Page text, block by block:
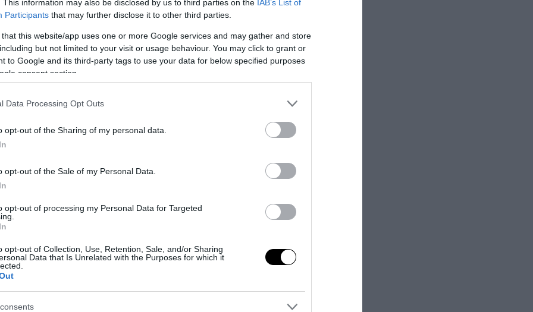
This information may also be disclosed by us to third parties on the IAB’s List of
Participants that may further disclose it to other third parties.
that this website/app uses one or more Google services and may gather and store
but not limited to your visit or usage behaviour. You may click to grant or
to Google and its third-party tags to use your data for below specified purposes
consent section.
Data Processing Opt Outs
opt-out of the Sharing of my personal data.
opt-out of the Sale of my Personal Data.
opt-out of processing my Personal Data for Targeted
opt-out of Collection, Use, Retention, Sale, and/or Sharing
Data that Is Unrelated with the Purposes for which it
gestiti ovviamente da oscene tecnocrazie. Al lato pratico, questo comporta
dazi verso quelle economie asiatiche che sfruttano uno sleale dumping
e fiscale per ottenere surplus commerciali.
le partecipazioni pubbliche, gloria e vanto del nostro modello di sviluppo nazionale
ad avere l’importanza strategica che meritano. Ergo, nazionalizzare
le banche maggiori, le grandi imprese strategiche, le infrastrutture di base, le
ad oltranza lo ius sanguinis, in un più vasto ed organico contesto di
soprattutto nelle assunzioni e di lotta all’importazione di manodopera
la partecipazione dei prestatori d’opera alla gestione tecnica delle imprese ed
consumi sani e finanziariamente solvibili.
il potere del grande capitale di manipolare l’opinione pubblica, e non solo
il potere immenso degli inserzionisti, per esempio attraverso un
“aggressivo” della pubblicità.